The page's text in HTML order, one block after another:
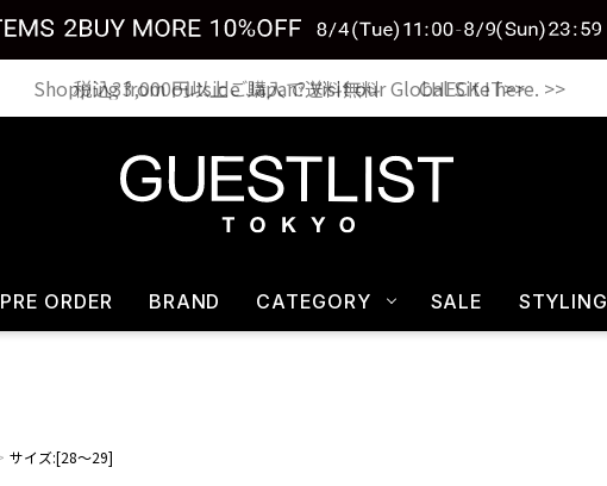
税込33,000円以上ご購入で送料無料 CHECK IT>>
PRE ORDER BRAND CATEGORY SALE STYLING
サイズ:[28～29]